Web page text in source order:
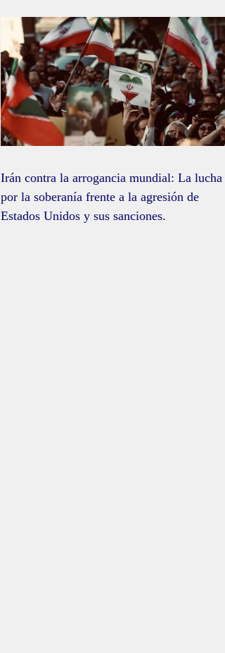
Irán contra la arrogancia mundial: La lucha
por la soberanía frente a la agresión de
Estados Unidos y sus sanciones.